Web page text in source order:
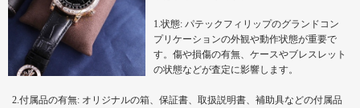
1.状態: パテックフィリップのグランドコン
プリケーションの外観や動作状態が重要で
す。傷や損傷の有無、ケースやブレスレット
の状態などが査定に影響します。
2.付属品の有無: オリジナルの箱、保証書、取扱説明書、補助具などの付属品